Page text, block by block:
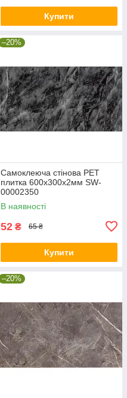
Купити
–20%
Самоклеюча стінова PET
плитка 600х300х2мм SW-
00002350
В наявності
52 ₴ 65 ₴
Купити
–20%